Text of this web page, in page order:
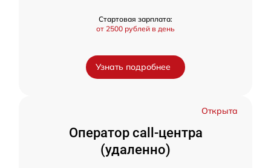
Стартовая зарплата:
от 2500 рублей в день
Узнать подробнее
Открыта
Оператор call-центра
(удаленно)